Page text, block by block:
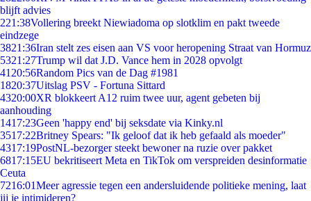
blijft advies
221:38Vollering breekt Niewiadoma op slotklim en pakt tweede
eindzege
3821:36Iran stelt zes eisen aan VS voor heropening Straat van Hormuz
5321:27Trump wil dat J.D. Vance hem in 2028 opvolgt
41 20:56Random Pics van de Dag #1981
1820:37Uitslag PSV - Fortuna Sittard
4320:00XR blokkeert A12 ruim twee uur, agent gebeten bij
aanhouding
1417:23Geen 'happy end' bij seksdate via Kinky.nl
3517:22Britney Spears: "Ik geloof dat ik heb gefaald als moeder"
4317:19PostNL-bezorger steekt bewoner na ruzie over pakket
6817:15EU bekritiseert Meta en TikTok om verspreiden desinformatie
Ceuta
7216:01Meer agressie tegen een andersluidende politieke mening, laat
jij je intimideren?